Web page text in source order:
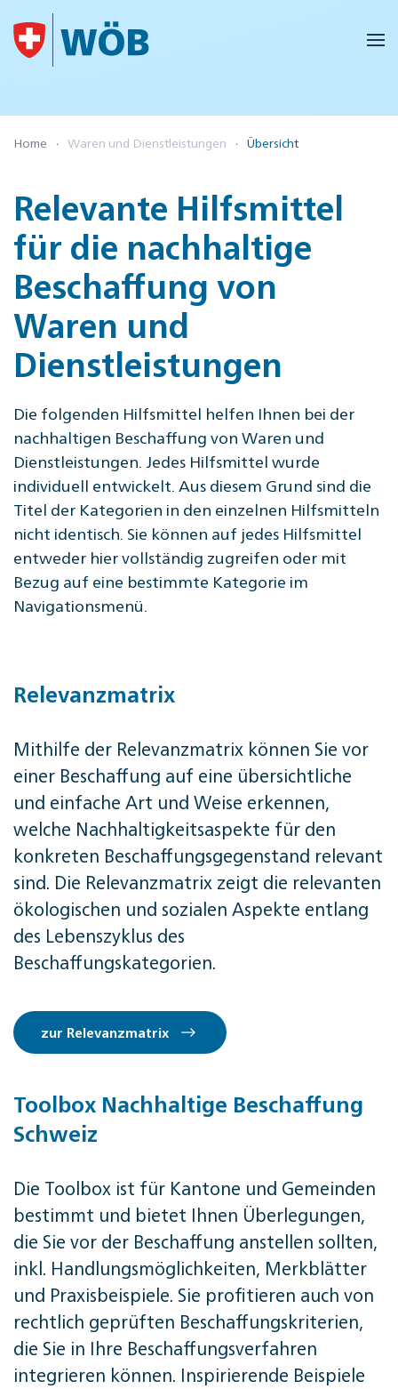
Skip to main content
Home Waren und Dienstleistungen Übersicht
Relevante Hilfsmittel
für die nachhaltige
Beschaffung von
Waren und
Dienstleistungen
Die folgenden Hilfsmittel helfen Ihnen bei der
nachhaltigen Beschaffung von Waren und
Dienstleistungen. Jedes Hilfsmittel wurde
individuell entwickelt. Aus diesem Grund sind die
Titel der Kategorien in den einzelnen Hilfsmitteln
nicht identisch. Sie können auf jedes Hilfsmittel
entweder hier vollständig zugreifen oder mit
Bezug auf eine bestimmte Kategorie im
Navigationsmenü.
Relevanzmatrix
Mithilfe der Relevanzmatrix können Sie vor
einer Beschaffung auf eine übersichtliche
und einfache Art und Weise erkennen,
welche Nachhaltigkeitsaspekte für den
konkreten Beschaffungsgegenstand relevant
sind. Die Relevanzmatrix zeigt die relevanten
ökologischen und sozialen Aspekte entlang
des Lebenszyklus des
Beschaffungskategorien.
zur Relevanzmatrix
Toolbox Nachhaltige Beschaffung
Schweiz
Die Toolbox ist für Kantone und Gemeinden
bestimmt und bietet Ihnen Überlegungen,
die Sie vor der Beschaffung anstellen sollten,
inkl. Handlungsmöglichkeiten, Merkblätter
und Praxisbeispiele. Sie profitieren auch von
rechtlich geprüften Beschaffungskriterien,
die Sie in Ihre Beschaffungsverfahren
integrieren können. Inspirierende Beispiele